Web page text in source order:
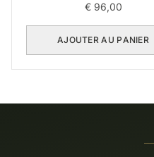
€96,00
AJOUTER AU PANIER